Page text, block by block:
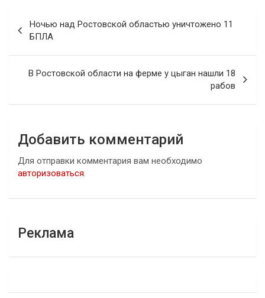
по
записям
Ночью над Ростовской областью уничтожено 11
БПЛА
В Ростовской области на ферме у цыган нашли 18
рабов
Добавить комментарий
Для отправки комментария вам необходимо
авторизоваться.
Реклама